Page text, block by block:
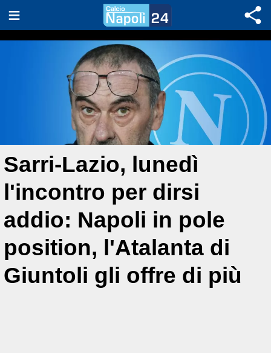
Sarri-Lazio, lunedì
l'incontro per dirsi
addio: Napoli in pole
position, l'Atalanta di
Giuntoli gli offre di più